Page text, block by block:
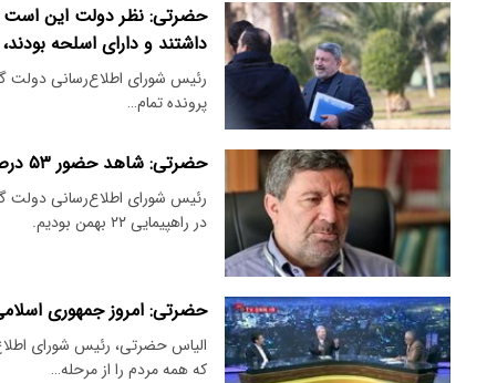
حضرتی: نظر دولت این است
داشتند و دارای اسلحه
رئیس‌ شورای اطلاع‌رسانی دولت
پرونده تمام…
حضرتی: شاهد حضور ۵۳ درصدی پرشکوه مردم در راهپیمایی ۲۲ بهمن بودیم.
در راهپیمایی ۲۲ بهمن بودیم.
حضرتی: امروز جمهوری
الیاس حضرتی، رئیس شورای
که همه مردم را از مرحله…